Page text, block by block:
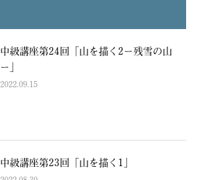
中級講座第24回「山を描く2ー残雪の山
ー」
2022.09.15
中級講座第23回「山を描く1」